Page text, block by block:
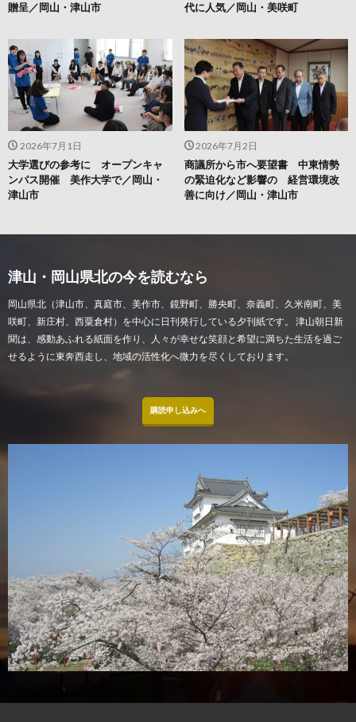
2026年7月2日
商議所から市へ要望書 中東情勢
の緊迫化など影響の 経営環境改
善に向け／岡山・津山市
2026年7月1日
大学選びの参考に オープンキャ
ンパス開催 美作大学で／岡山・
津山市
代に人気／岡山・美咲町
贈呈／岡山・津山市
津山・岡山県北の今を読むなら
岡山県北（津山市、真庭市、美作市、鏡野町、勝央町、奈義町、久米南町、美
咲町、新庄村、西粟倉村）を中心に日刊発行している夕刊紙です。 津山朝日新
聞は、感動あふれる紙面を作り、人々が幸せな笑顔と希望に満ちた生活を過ご
せるように東奔西走し、地域の活性化へ微力を尽くしております。
購読申し込みへ